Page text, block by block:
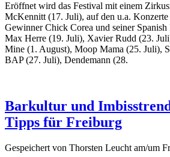
Eröffnet wird das Festival mit einem
McKennitt (17. Juli), auf den u.a.
Gewinner Chick Corea und seiner
Max Herre (19. Juli), Xavier Rudd (23.
Mine (1. August), Moop Mama (25. Juli),
BAP (27. Juli), Dendemann (28.
Barkultur und
Tipps für Freiburg
Gespeichert von Thorsten Leucht am/um